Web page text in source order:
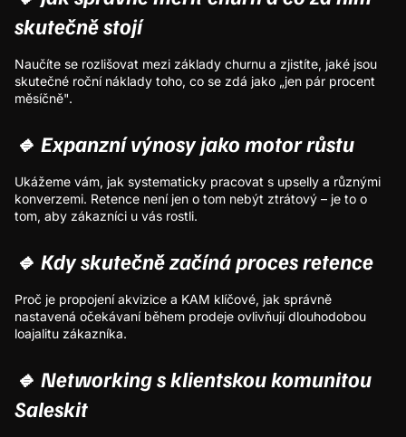
skutečně stojí
Naučíte se rozlišovat mezi základy churnu a zjistíte, jaké jsou
skutečné roční náklady toho, co se zdá jako „jen pár procent
měsíčně".
🔹 Expanzní výnosy jako motor růstu
Ukážeme vám, jak systematicky pracovat s upselly a různými
konverzemi. Retence není jen o tom nebýt ztrátový – je to o
tom, aby zákazníci u vás rostli.
🔹 Kdy skutečně začíná proces retence
Proč je propojení akvizice a KAM klíčové, jak správně
nastavená očekávaní během prodeje ovlivňují dlouhodobou
loajalitu zákazníka.
🔹 Networking s klientskou komunitou
Saleskit